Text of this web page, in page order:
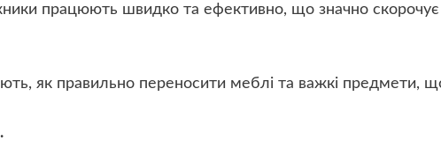
працюють швидко та ефективно, що значно скорочує
як правильно переносити меблі та важкі предмети,